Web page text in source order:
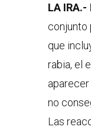
LA IRA.-
conjunto
que
rabia, el
aparecer
no
Las